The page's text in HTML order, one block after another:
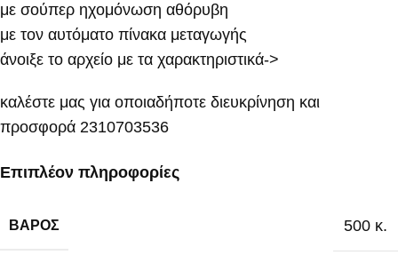
με σούπερ ηχομόνωση αθόρυβη
με τον αυτόματο πίνακα μεταγωγής
άνοιξε το αρχείο με τα χαρακτηριστικά->
καλέστε μας για οποιαδήποτε διευκρίνηση και
προσφορά 2310703536
Επιπλέον πληροφορίες
ΒΆΡΟΣ 500 κ.